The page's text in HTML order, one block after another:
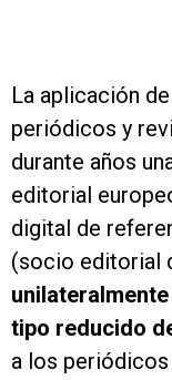
La aplicación
periódicos y
durante años
editorial
digital de
(socio editorial
tipo reducido
a los